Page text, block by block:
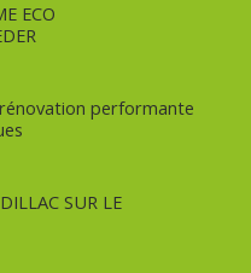
ECO
performante
SUR LE